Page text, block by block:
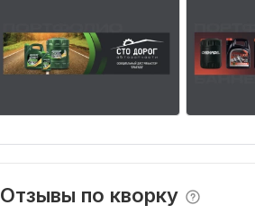
Отзывы по кворку